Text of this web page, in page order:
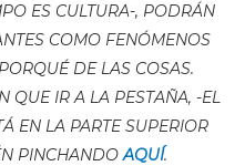
ES CULTURA-, PODRÁN
COMO FENÓMENOS
DE LAS COSAS.
QUE IR A LA PESTAÑA, -EL
EN LA PARTE SUPERIOR
PINCHANDOAQUÍ.